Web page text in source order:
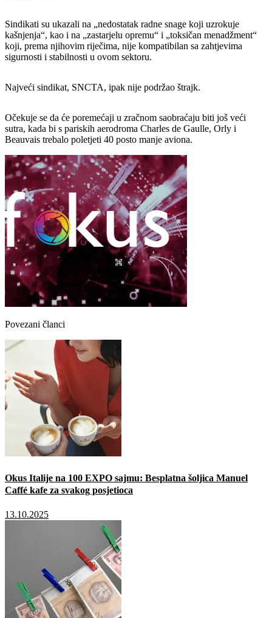
Sindikati su ukazali na „nedostatak radne snage koji uzrokuje
kašnjenja“, kao i na „zastarjelu opremu“ i „toksičan menadžment“
koji, prema njihovim riječima, nije kompatibilan sa zahtjevima
sigurnosti i stabilnosti u ovom sektoru.
Najveći sindikat, SNCTA, ipak nije podržao štrajk.
Očekuje se da će poremećaji u zračnom saobraćaju biti još veći
sutra, kada bi s pariskih aerodroma Charles de Gaulle, Orly i
Beauvais trebalo poletjeti 40 posto manje aviona.
Povezani članci
Okus Italije na 100 EXPO sajmu: Besplatna šoljica Manuel
Caffé kafe za svakog posjetioca
13.10.2025